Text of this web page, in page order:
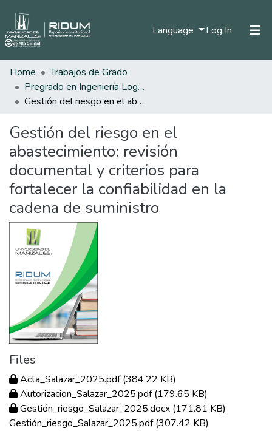
Language Log In (current)
Home
Trabajos de Grado
Pregrado en Ingeniería Logística
Gestión del riesgo en el abastecimiento: revisión documental y criterios para fortalecer la confiabilidad en la cadena de suministro
Gestión del riesgo en el
abastecimiento: revisión
documental y criterios para
fortalecer la confiabilidad en la
cadena de suministro
Files
Acta_Salazar_2025.pdf(384.22 KB)
Autorizacion_Salazar_2025.pdf(179.65 KB)
Gestión_riesgo_Salazar_2025.docx (171.81 KB)
Gestión_riesgo_Salazar_2025.pdf(307.42 KB)